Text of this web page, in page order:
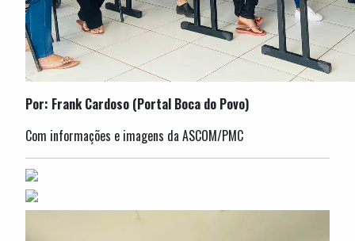
Por: Frank Cardoso (Portal Boca do Povo)
Com informações e imagens da ASCOM/PMC